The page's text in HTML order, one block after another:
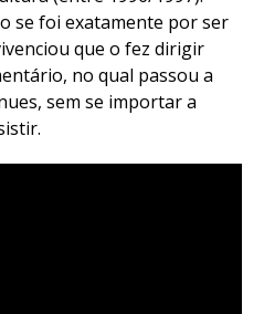
se foi exatamente por ser
que o fez dirigir
no qual passou a
sem se importar a